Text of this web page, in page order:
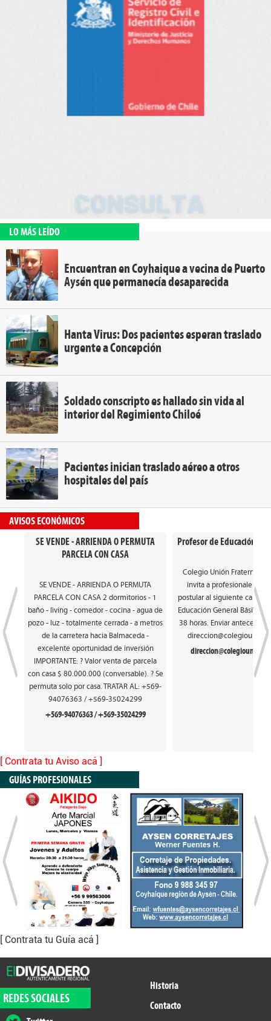
LO MÁS LEÍDO
Encuentran en Coyhaique a vecina de Puerto
Aysén que permanecía desaparecida
Hanta Virus: Dos pacientes esperan traslado
urgente a Concepción
Soldado conscripto es hallado sin vida al
interior del Regimiento Chiloé
Pacientes inician traslado aéreo a otros
hospitales del país
AVISOS ECONÓMICOS
SE VENDE - ARRIENDA O PERMUTA
PARCELA CON CASA
SE VENDE - ARRIENDA O PERMUTA
PARCELA CON CASA 2 dormitorios - 1
baño - living - comedor - cocina - agua de
pozo - luz - totalmente cerrada - a metros
de la carretera hacia Balmaceda -
excelente oportunidad de inversión
IMPORTANTE: ? Valor venta de parcela
con casa $ 80.000.000 (conversable). ? Se
permuta solo por casa. TRATAR AL: +569-
94076363 / +569-35024299
+569-94076363 / +569-35024299
Profesor de Educación
Colegio Unión Fraterna de
invita a profesionales
postular al siguiente cargo:
Educación General Básica.
38 horas. Enviar
[ Contrata tu Aviso acá ]
GUÍAS PROFESIONALES
[ Contrata tu Guía acá ]
REDES SOCIALES
Historia
Contacto